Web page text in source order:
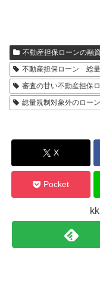
不動産担保ローンの融
不動産担保ローン 総
審査の甘い不動産担保
総量規制対象外のローン
X
Pocket